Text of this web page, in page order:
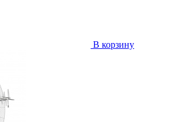
В корзину